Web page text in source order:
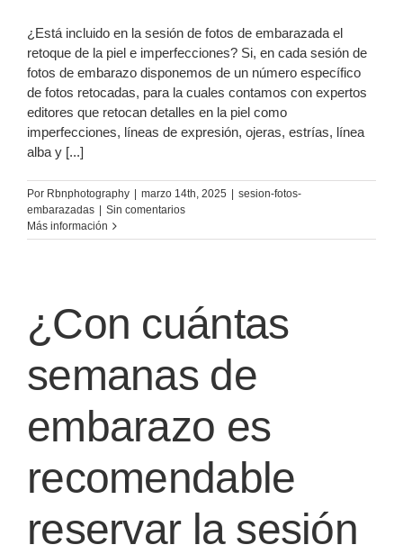
¿Está incluido en la sesión de fotos de embarazada el
retoque de la piel e imperfecciones? Si, en cada sesión de
fotos de embarazo disponemos de un número específico
de fotos retocadas, para la cuales contamos con expertos
editores que retocan detalles en la piel como
imperfecciones, líneas de expresión, ojeras, estrías, línea
alba y [...]
Por Rbnphotography marzo 14th, 2025
sesion-fotos-
embarazadas
Sin comentarios
Más información
¿Con cuántas
semanas de
embarazo es
recomendable
reservar la sesión